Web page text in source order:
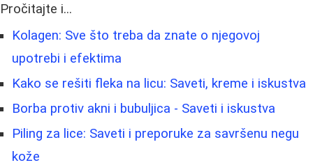
Pročitajte i...
Kolagen: Sve što treba da znate o njegovoj
upotrebi i efektima
Kako se rešiti fleka na licu: Saveti, kreme i iskustva
Borba protiv akni i bubuljica - Saveti i iskustva
Piling za lice: Saveti i preporuke za savršenu negu
kože